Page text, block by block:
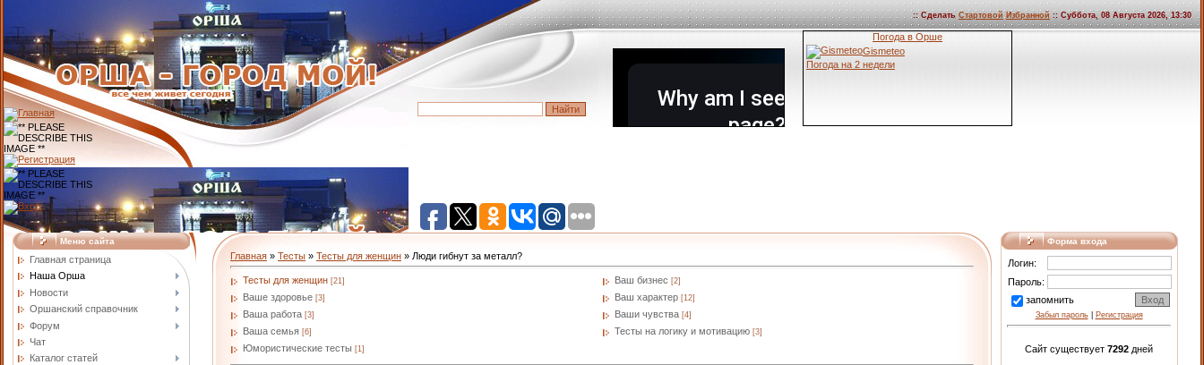
:: Сделать Стартовой Избранной :: Суббота, 08 Августа 2026, 13:30
Погода в Орше
Gismeteo
Погода на 2 недели
Меню сайта
Главная страница
Наша Орша
Новости
Оршанский справочник
Форум
Чат
Каталог статей
Главная » Тесты » Тесты для женщин » Люди гибнут за металл?
Тесты для женщин [21] Ваш бизнес [2]
Ваше здоровье [3] Ваш характер [12]
Ваша работа [3] Ваши чувства [4]
Ваша семья [6] Тесты на логику и мотивацию [3]
Юмористические тесты [1]
Форма входа
Логин:
Пароль:
запомнить
Забыл пароль| Регистрация
Сайт существует 7292 дней